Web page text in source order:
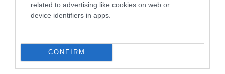
related to advertising like cookies on web or
device identifiers in apps.
CONFIRM
ΠΙΝΓΚ ΠΟΝΓΚ ΑΝΔΡΩΝ